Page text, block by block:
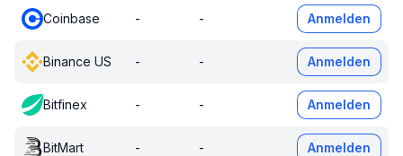
Coinbase - - Anmelden
Binance US - - Anmelden
Bitfinex - - Anmelden
BitMart - - Anmelden